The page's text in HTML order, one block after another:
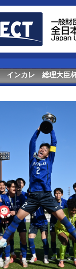
インカレ 総理大臣